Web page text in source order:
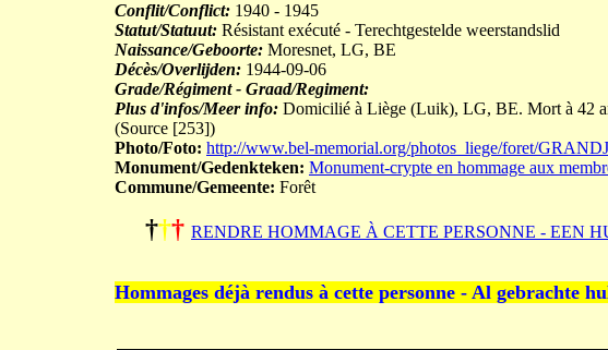
Conflit/Conflict: 1940 - 1945
Statut/Statuut: Résistant exécuté - Terechtgestelde weerstandslid
Naissance/Geboorte: Moresnet, LG, BE
Décès/Overlijden: 1944-09-06
Grade/Régiment - Graad/Regiment:
Plus d'infos/Meer info: Domicilié à Liège (Luik), LG, BE. Mort à 42
(Source [253])
Photo/Foto: http://www.bel-memorial.org/photos_liege/foret/
Monument/Gedenkteken: Monument-crypte en hommage aux
Commune/Gemeente: Forêt
††† RENDRE HOMMAGE À CETTE PERSONNE - EEN
Hommages déjà rendus à cette personne - Al gebrachte